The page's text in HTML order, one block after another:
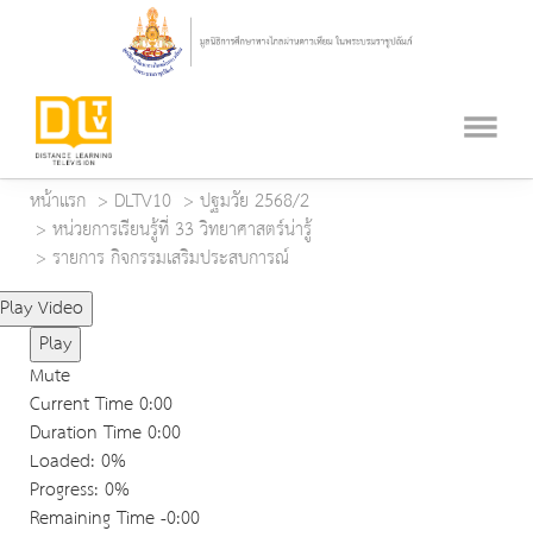
หน้าแรก DLTV10
ปฐมวัย 2568/2
หน่วยการเรียนรู้ที่ 33 วิทยาศาสตร์น่ารู้
รายการ กิจกรรมเสริมประสบการณ์
Play Video
Play
Mute
Current Time0:00
Duration Time0:00
Loaded: 0%
Progress: 0%
Remaining Time-0:00